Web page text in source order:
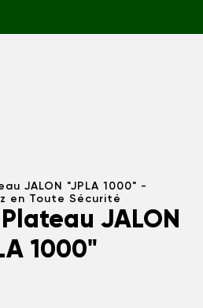
JALON "JPLA 1000" -
en Toute Sécurité
JALON
1000"